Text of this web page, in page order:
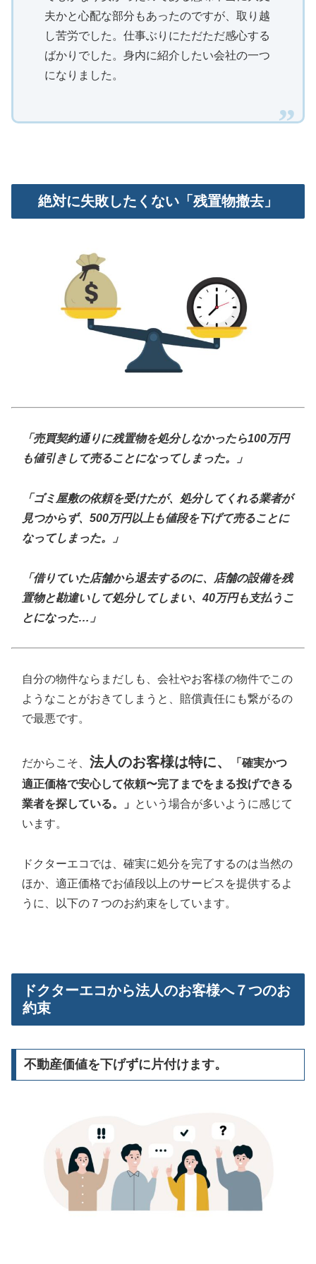
夫かと心配な部分もあったのですが、取り越
し苦労でした。仕事ぶりにただただ感心する
ばかりでした。身内に紹介したい会社の一つ
になりました。
絶対に失敗したくない「残置物撤去」
「売買契約通りに残置物を処分しなかったら100万円
も値引きして売ることになってしまった。」
「ゴミ屋敷の依頼を受けたが、処分してくれる業者が
見つからず、500万円以上も値段を下げて売ることに
なってしまった。」
「借りていた店舗から退去するのに、店舗の設備を残
置物と勘違いして処分してしまい、40万円も支払うこ
とになった…」
自分の物件ならまだしも、会社やお客様の物件でこの
ようなことがおきてしまうと、賠償責任にも繋がるの
で最悪です。
だからこそ、 法人のお客様は特に、
「確実かつ
適正価格で安心して依頼〜完了までをまる投げできる
業者を探している。」
という場合が多いように感じて
います。
ドクターエコでは、確実に処分を完了するのは当然の
ほか、適正価格でお値段以上のサービスを提供するよ
うに、以下の７つのお約束をしています。
ドクターエコから法人のお客様へ７つのお
約束
不動産価値を下げずに片付けます。